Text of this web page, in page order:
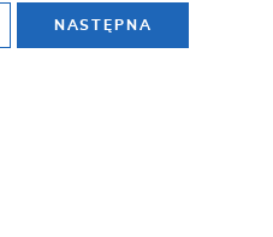
NASTĘPNA